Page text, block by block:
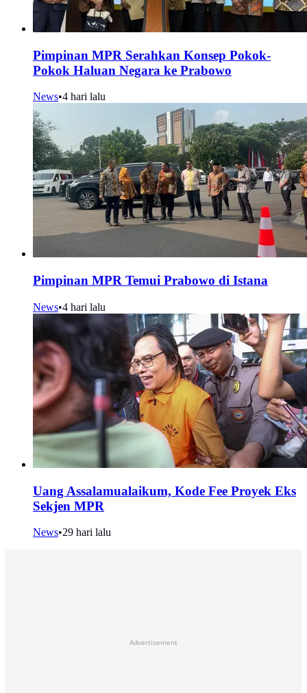
Pimpinan MPR Serahkan Konsep Pokok-
Pokok Haluan Negara ke Prabowo
News•4 hari lalu
Pimpinan MPR Temui Prabowo di Istana
News•4 hari lalu
Uang Assalamualaikum, Kode Fee Proyek Eks
Sekjen MPR
News•29 hari lalu
Advertisement